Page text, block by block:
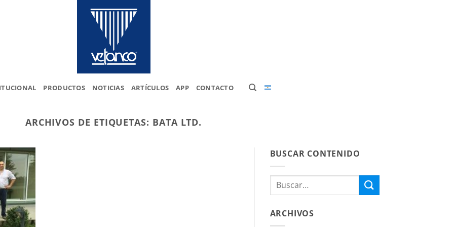
PRODUCTOS NOTICIAS ARTÍCULOS APP CONTACTO
ARCHIVOS DE ETIQUETAS: BATA LTD.
BUSCAR CONTENIDO
ARCHIVOS